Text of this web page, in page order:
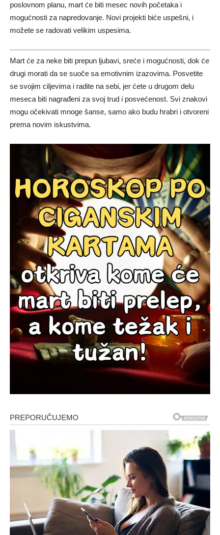
poslovnom planu, mart će biti mesec novih početaka i
mogućnosti za napredovanje. Novi projekti biće uspešni, i
možete se radovati velikim uspesima.
Mart će za neke biti prepun ljubavi, sreće i mogućnosti, dok će
drugi morati da se suoče sa emotivnim izazovima. Posvetite
se svojim ciljevima i radite na sebi, jer ćete u drugom delu
meseca biti nagrađeni za svoj trud i posvećenost. Svi znakovi
mogu očekivati mnoge šanse, samo ako budu hrabri i otvoreni
prema novim iskustvima.